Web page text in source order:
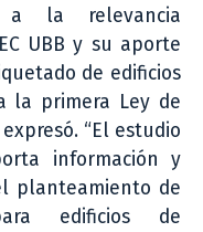
a la relevancia
UBB y su aporte
de edificios
la primera Ley de
“El estudio
información y
planteamiento de
edificios de